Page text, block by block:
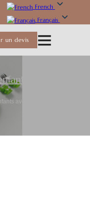
French
Français
un devis
avec motif de grenouille